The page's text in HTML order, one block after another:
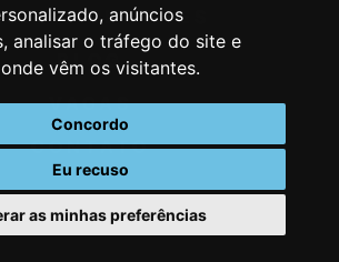
anúncios
analisar o tráfego do site e
vêm os visitantes.
Concordo
Eu recuso
as minhas preferências
& CLIENTES
BLOG
VAGAS
CONTATO